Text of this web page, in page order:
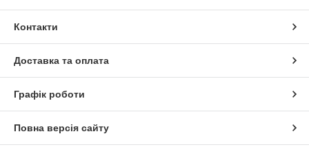
Контакти
Доставка та оплата
Графік роботи
Повна версія сайту